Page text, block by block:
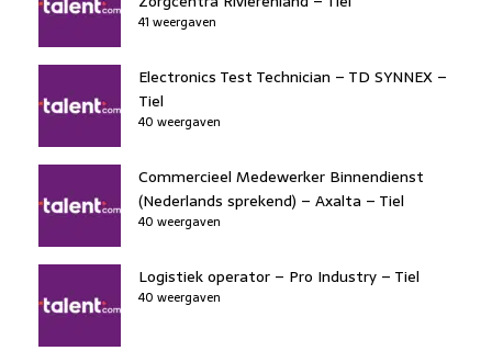
41 weergaven
Electronics Test Technician – TD SYNNEX –
Tiel
40 weergaven
Commercieel Medewerker Binnendienst
(Nederlands sprekend) – Axalta – Tiel
40 weergaven
Logistiek operator – Pro Industry – Tiel
40 weergaven